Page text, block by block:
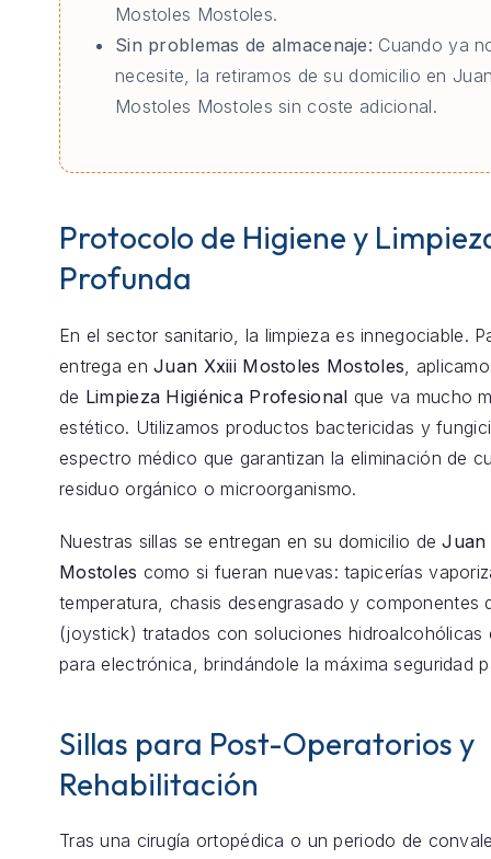
Mostoles Mostoles.
Sin problemas de almacenaje: Cuando ya
necesite, la retiramos de su domicilio en
Mostoles Mostoles sin coste adicional.
Protocolo de Higiene y
Profunda
En el sector sanitario, la limpieza es innegociable.
entrega enJuan Xxiii Mostoles Mostoles ,
de Limpieza Higiénica Profesional que va mucho
estético. Utilizamos productos bactericidas y
espectro médico que garantizan la eliminación de
residuo orgánico o microorganismo.
Nuestras sillas se entregan en su domicilio deJuan
Mostoles como si fueran nuevas: tapicerías
temperatura, chasis desengrasado y componentes
(joystick) tratados con soluciones hidroalcohólicas
para electrónica, brindándole la máxima seguridad
Sillas para Post-Operatorios y
Rehabilitación
Tras una cirugía ortopédica o un periodo de